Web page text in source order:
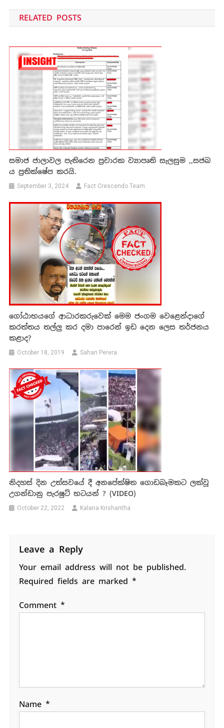
navigation
RELATED POSTS
සමාජ ජාලාවල පැතිරෙන ප්‍රචාරක ව්‍යාපෘති සැලසුම ,,සජබ
ය ප්‍රතික්ෂේප කරයි.
September 3, 2024 Fact Crescendo Team
ගෝඨාභයගේ ආධාරකරුවෙක් මෙම ජංගම වෙළෙන්දාගේ
කරත්තය තල්ලු කර දමා පාරෙන් ඉඩ දෙන ලෙස තර්ජනය
කළාද?
October 18, 2019 Sahan Perera
නිදහස් දින උත්සවයේ දී අනපේක්ෂිත ගොඩබෑමකට ලක්වූ
උගන්ඩානු පැරෂුට් භටයන් ? (VIDEO)
October 22, 2022 Kalana Krishantha
Leave a Reply
Your email address will not be published.
Required fields are marked *
Comment *
Name *